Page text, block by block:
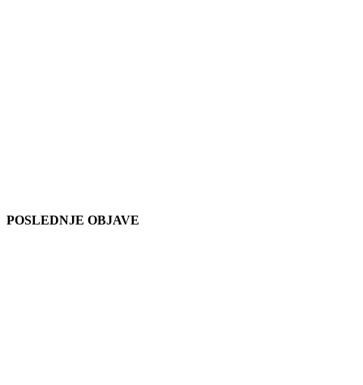
POSLEDNJE OBJAVE